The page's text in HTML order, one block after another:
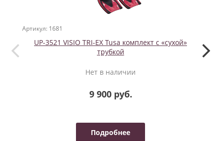
Артикул: 1681
UP-3521 VISIO TRI-EX Tusa комплект с «сухой»
трубкой
Нет в наличии
9 900 руб.
Подробнее